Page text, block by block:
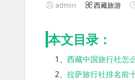
admin 西藏旅游
本文目录：
1、西藏中国旅行社怎
2、拉萨旅行社排名前